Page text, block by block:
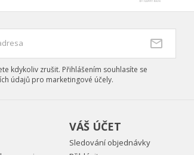
kdykoliv zrušit. Přihlášením souhlasíte se
údajů pro marketingové účely.
VÁŠ ÚČET
Sledování objednávky